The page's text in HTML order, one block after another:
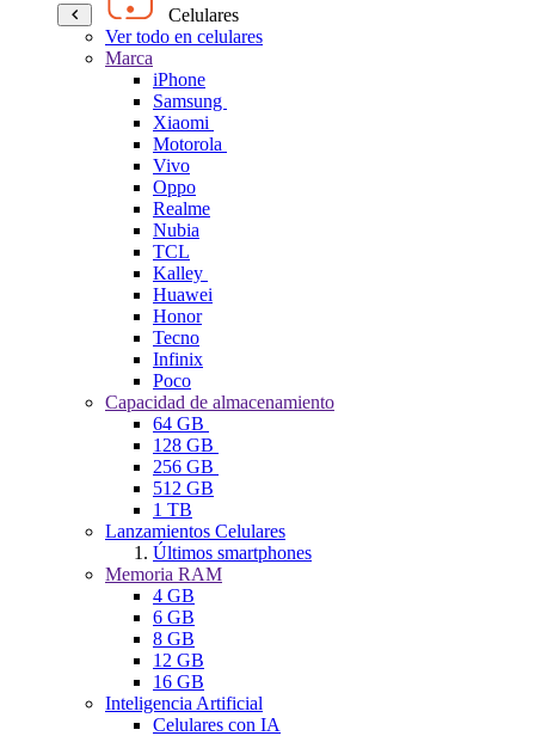
Celulares
Ver todo en celulares
Marca
iPhone
Samsung
Xiaomi
Motorola
Vivo
Oppo
Realme
Nubia
TCL
Kalley
Huawei
Honor
Tecno
Infinix
Poco
Capacidad de almacenamiento
64 GB
128 GB
256 GB
512 GB
1 TB
Lanzamientos Celulares
Últimos smartphones
Memoria RAM
4 GB
6 GB
8 GB
12 GB
16 GB
Inteligencia Artificial
Celulares con IA